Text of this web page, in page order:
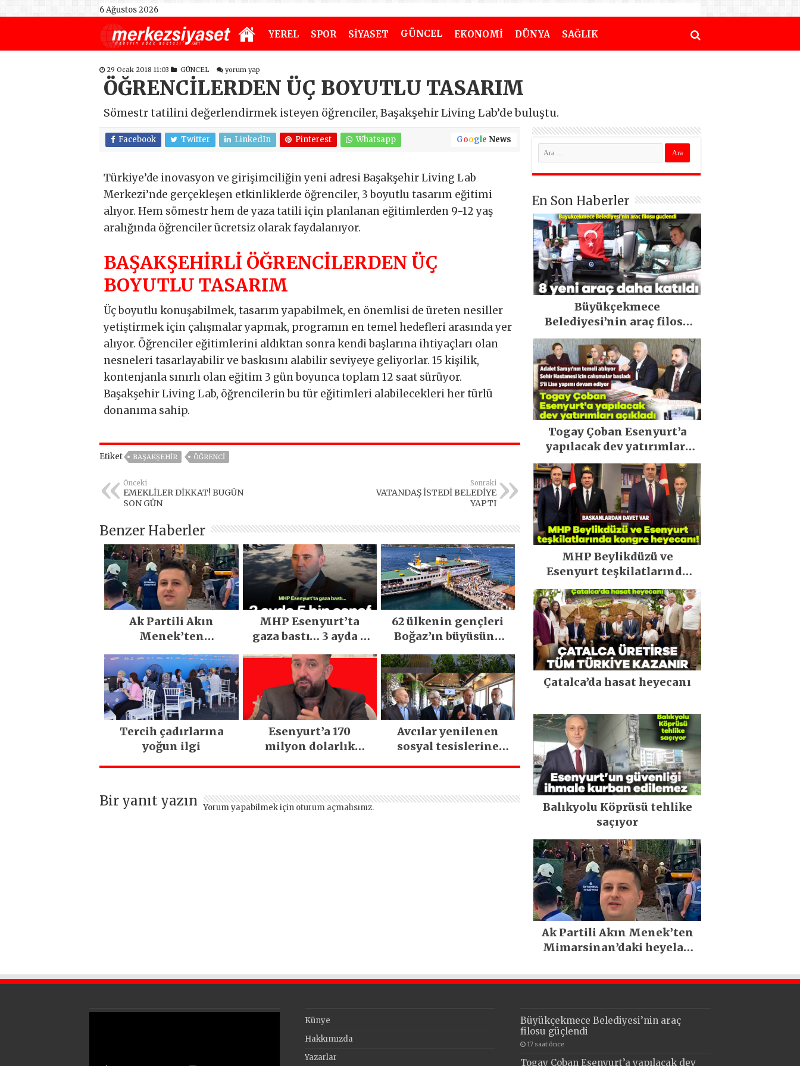
6 Ağustos 2026
YEREL SPOR SİYASET GÜNCEL EKONOMİ DÜNYA SAĞLIK
29 Ocak 2018 11:03 GÜNCEL yorum yap
ÖĞRENCİLERDEN ÜÇ BOYUTLU TASARIM
Sömestr tatilini değerlendirmek isteyen öğrenciler, Başakşehir Living Lab’de buluştu.
Facebook Twitter LinkedIn Pinterest Whatsapp Google News
Türkiye’de inovasyon ve girişimciliğin yeni adresi Başakşehir Living Lab
Merkezi’nde gerçekleşen etkinliklerde öğrenciler, 3 boyutlu tasarım eğitimi
alıyor. Hem sömestr hem de yaza tatili için planlanan eğitimlerden 9-12 yaş
aralığında öğrenciler ücretsiz olarak faydalanıyor.
BAŞAKŞEHİRLİ ÖĞRENCİLERDEN ÜÇ
BOYUTLU TASARIM
Üç boyutlu konuşabilmek, tasarım yapabilmek, en önemlisi de üreten nesiller
yetiştirmek için çalışmalar yapmak, programın en temel hedefleri arasında yer
alıyor. Öğrenciler eğitimlerini aldıktan sonra kendi başlarına ihtiyaçları olan
nesneleri tasarlayabilir ve baskısını alabilir seviyeye geliyorlar. 15 kişilik,
kontenjanla sınırlı olan eğitim 3 gün boyunca toplam 12 saat sürüyor.
Başakşehir Living Lab, öğrencilerin bu tür eğitimleri alabilecekleri her türlü
donanıma sahip.
Etiket BAŞAKŞEHIR ÖĞRENCI
Önceki
EMEKLİLER DİKKAT! BUGÜN
SON GÜN
Sonraki
VATANDAŞ İSTEDİ BELEDİYE
YAPTI
Benzer Haberler
Ak Partili Akın
Menek’ten
heyelan sonrası
kritik uyarı
MHP Esenyurt’ta
gaza bastı… 3 ayda 5
edildi
62 ülkenin gençleri
Boğaz’ın büyüsüne
Tercih çadırlarına
yoğun ilgi
Esenyurt’a 170
milyon dolarlık
Avcılar yenilenen
sosyal tesislerine
Bir yanıt yazın Yorum yapabilmek için oturum açmalısınız.
En Son Haberler
Büyükçekmece
Belediyesi’nin araç filosu
güçlendi
Togay Çoban Esenyurt’a
yapılacak dev yatırımları
açıkladı
MHP Beylikdüzü ve
Esenyurt teşkilatlarında
kongre heyecanı!
Çatalca’da hasat heyecanı
Balıkyolu Köprüsü tehlike
saçıyor
Ak Partili Akın Menek’ten
Mimarsinan’daki heyelan
Künye
Hakkımızda
Yazarlar
Büyükçekmece Belediyesi’nin araç
filosu güçlendi
17 saat önce
Togay Çoban Esenyurt’a yapılacak dev